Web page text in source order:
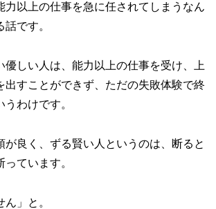
力以上の仕事を急に任されてしまうなん
です。
優しい人は、能力以上の仕事を受け、上
出すことができず、ただの失敗体験で終
わけです。
が良く、ずる賢い人というのは、断ると
ています。
ん」と。